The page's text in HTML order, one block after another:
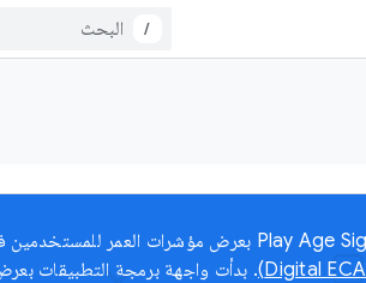
/
. بدأت واجهة برمجة التطبيقات